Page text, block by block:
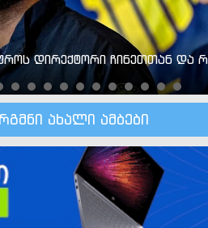
დირექტორი ჩინეთთან და
ახალი ამბები